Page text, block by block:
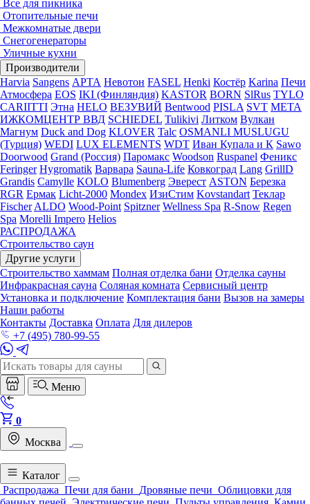
Все для пикника
Отопительные печи
Межкомнатые двери
Снегогенераторы
Уличные кухни
Производители
Harvia Sangens АРТА Невотон FASEL Henki Костёр Karina Печи
Атмосфера EOS IKI (Финляндия) KASTOR BORN SlRus TYLO
CARIITTI Этна HELO ВЕЗУВИЙ Bentwood PISLA SVT МЕТА
ИЖКОМЦЕНТР ВВД SCHIEDEL Tulikivi Литком Вулкан
Магнум Duck and Dog KLOVER Talc OSMANLI MUSLUGU
(Турция) WEDI LUX ELEMENTS WDT Иван Купала и К Sawo
Doorwood Grand (Россия) Паромакс Woodson Ruspanel Феникс
Feringer Hygromatik Варвара Sauna-Life Ковкоград Lang GrillD
Grandis Camylle KOLO Blumenberg Эверест ASTON Березка
RGR Ермак Licht-2000 Mondex ИзиСтим Kovstandart Теклар
Fischer ALDO Wood-Point Spitzner Wellness Spa R-Snow Regen
Spa Morelli Impero Helios
РАСПРОДАЖА
Строительство саун
Другие услуги
Строительство хаммам Полная отделка бани Отделка сауны
Инфракрасная сауна Соляная комната Сервисный центр
Установка и подключение Комплектация бани Вызов на замеры
Наши работы
Контакты Доставка Оплата Для дилеров
+7 (495) 780-99-55
Меню
0
Москва
Каталог
Распродажа Печи для бани Дровяные печи Облицовки для